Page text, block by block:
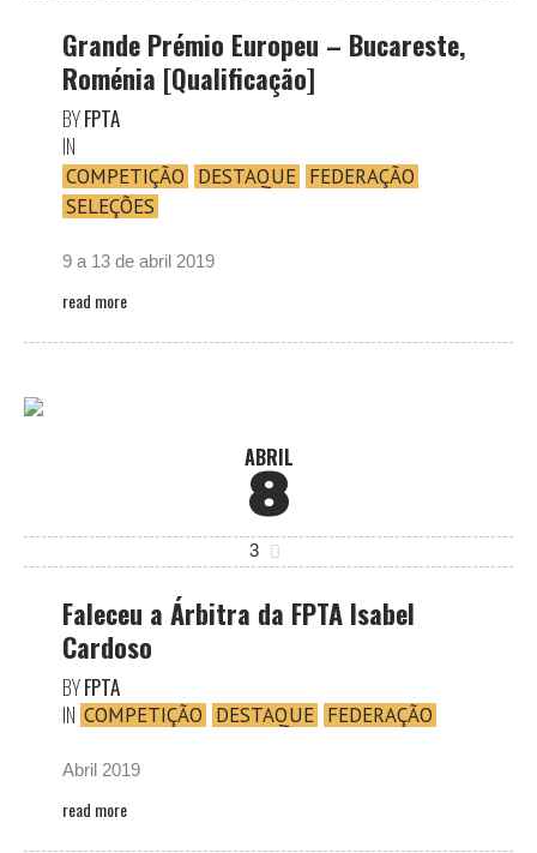
Grande Prémio Europeu – Bucareste,
Roménia [Qualificação]
BYFPTA
IN
COMPETIÇÃO DESTAQUE FEDERAÇÃO
SELEÇÕES
9 a 13 de abril 2019
read more
ABRIL
8
3
Faleceu a Árbitra da FPTA Isabel
Cardoso
BYFPTA
IN COMPETIÇÃO DESTAQUE FEDERAÇÃO
Abril 2019
read more